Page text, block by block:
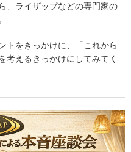
、ライザップなどの専門家の
トをきっかけに、「これから
考えるきっかけにしてみてく